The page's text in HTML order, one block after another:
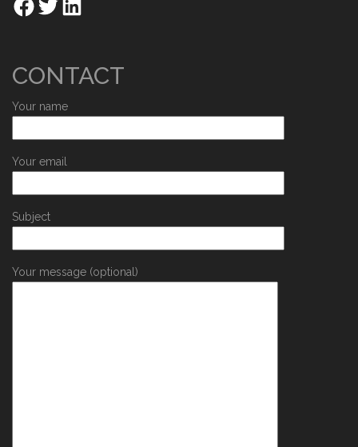
CONTACT
Your name
Your email
Subject
Your message (optional)